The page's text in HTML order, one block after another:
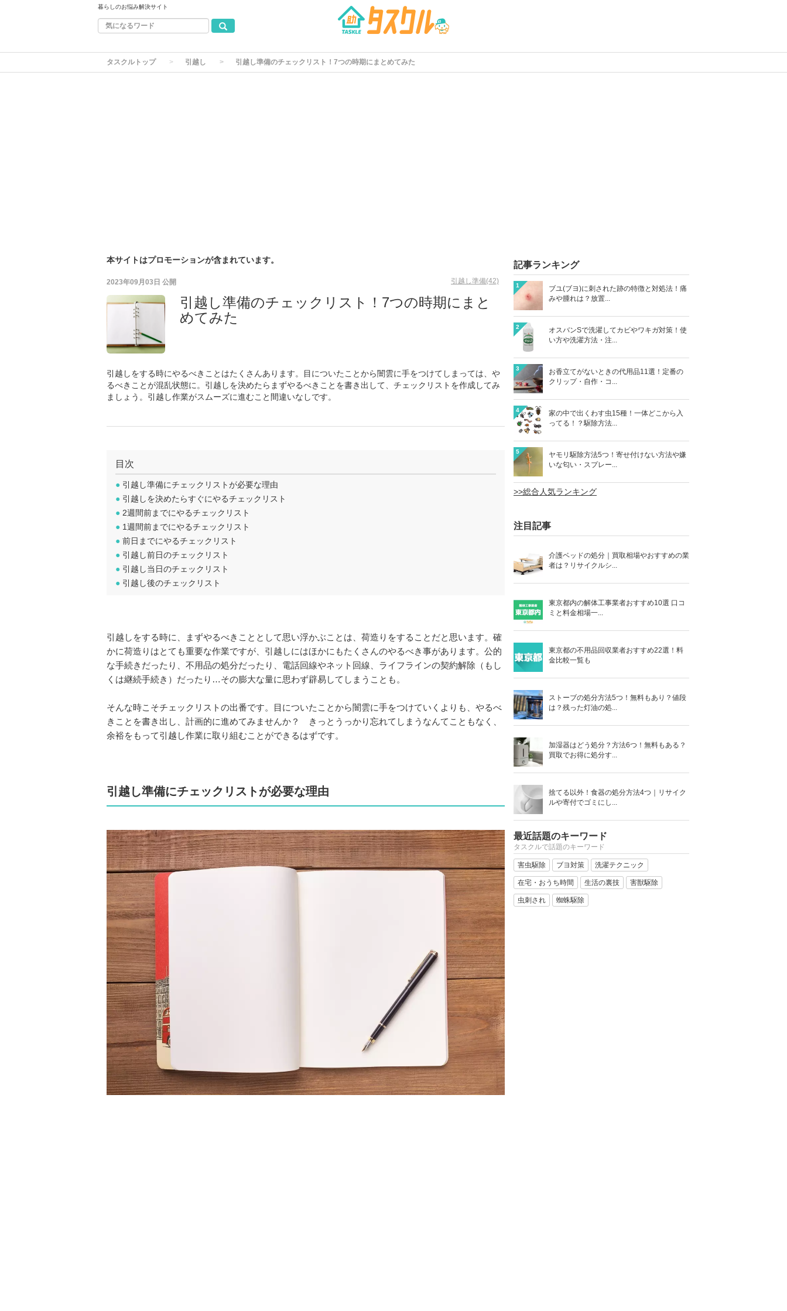
暮らしのお悩み解決サイト
タスクルトップ 引越し 引越し準備のチェックリスト！7つの時期にまとめてみた
本サイトはプロモーションが含まれています。
2023年09月03日 公開 引越し準備(42)
引越し準備のチェックリスト！7つの時期にまと
めてみた
引越しをする時にやるべきことはたくさんあります。目についたことから闇雲に手をつけてしまっては、や
るべきことが混乱状態に。引越しを決めたらまずやるべきことを書き出して、チェックリストを作成してみ
ましょう。引越し作業がスムーズに進むこと間違いなしです。
目次
● 引越し準備にチェックリストが必要な理由
● 引越しを決めたらすぐにやるチェックリスト
● 2週間前までにやるチェックリスト
● 1週間前までにやるチェックリスト
● 前日までにやるチェックリスト
● 引越し前日のチェックリスト
● 引越し当日のチェックリスト
● 引越し後のチェックリスト
引越しをする時に、まずやるべきこととして思い浮かぶことは、荷造りをすることだと思います。確
かに荷造りはとても重要な作業ですが、引越しにはほかにもたくさんのやるべき事があります。公的
な手続きだったり、不用品の処分だったり、電話回線やネット回線、ライフラインの契約解除（もし
くは継続手続き）だったり…その膨大な量に思わず辟易してしまうことも。
そんな時こそチェックリストの出番です。目についたことから闇雲に手をつけていくよりも、やるべ
きことを書き出し、計画的に進めてみませんか？ きっとうっかり忘れてしまうなんてこともなく、
余裕をもって引越し作業に取り組むことができるはずです。
引越し準備にチェックリストが必要な理由
記事ランキング
1
ブユ(ブヨ)に刺された跡の特徴と対処法！痛
みや腫れは？放置...
2
オスバンSで洗濯してカビやワキガ対策！使
い方や洗濯方法・注...
3
お香立てがないときの代用品11選！定番の
クリップ・自作・コ...
4
家の中で出くわす虫15種！一体どこから入
ってる！？駆除方法...
5
ヤモリ駆除方法5つ！寄せ付けない方法や嫌
いな匂い・スプレー...
>>総合人気ランキング
注目記事
介護ベッドの処分｜買取相場やおすすめの業
者は？リサイクルシ...
東京都内の解体工事業者おすすめ10選 口コ
ミと料金相場一...
東京都の不用品回収業者おすすめ22選！料
金比較一覧も
ストーブの処分方法5つ！無料もあり？値段
は？残った灯油の処...
加湿器はどう処分？方法6つ！無料もある？
買取でお得に処分す...
捨てる以外！食器の処分方法4つ｜リサイク
ルや寄付でゴミにし...
最近話題のキーワード
タスクルで話題のキーワード
害虫駆除 ブヨ対策 洗濯テクニック
在宅・おうち時間 生活の裏技 害獣駆除
虫刺され 蜘蛛駆除